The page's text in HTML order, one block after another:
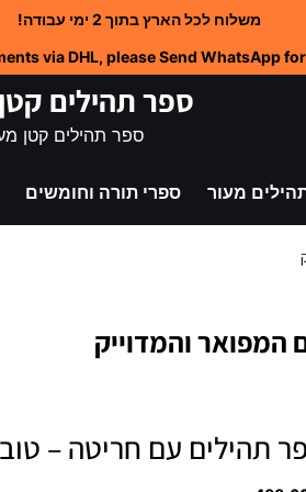
משלוח לכל הארץ בתוך 2 ימי עבודה!
via DHL, please Send WhatsApp
ספר תהילים
ספר תהילים קטן
מעור ספרי תורה וחומשים
המפואר והמדוייק
תהילים עם חריטה –